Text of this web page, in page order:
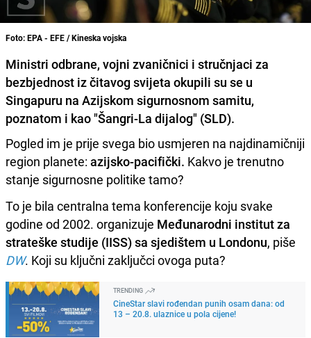
Foto: EPA - EFE / Kineska vojska
Ministri odbrane, vojni zvaničnici i stručnjaci za
bezbjednost iz čitavog svijeta okupili su se u
Singapuru na Azijskom sigurnosnom samitu,
poznatom i kao "Šangri-La dijalog" (SLD).
Pogled im je prije svega bio usmjeren na najdinamičniji
region planete: azijsko-pacifički. Kakvo je trenutno
stanje sigurnosne politike tamo?
To je bila centralna tema konferencije koju svake
godine od 2002. organizuje Međunarodni institut za
strateške studije (IISS) sa sjedištem u Londonu, piše
DW. Koji su ključni zaključci ovoga puta?
TRENDING
CineStar slavi rođendan punih osam dana: od
13 – 20.8. ulaznice u pola cijene!